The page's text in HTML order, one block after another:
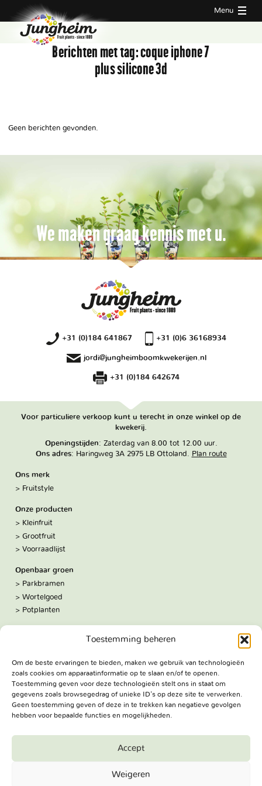
Toestemming beheren
Om de beste ervaringen te bieden, maken we gebruik van technologieën
zoals cookies om apparaatinformatie op te slaan en/of te openen.
Toestemming geven voor deze technologieën stelt ons in staat om
gegevens zoals browsegedrag of unieke ID's op deze site te verwerken.
Geen toestemming geven of deze in te trekken kan negatieve gevolgen
hebben voor bepaalde functies en mogelijkheden.
Accept
Weigeren
Menu
Berichten met tag:coque iphone 7
plus silicone 3d
Geen berichten gevonden.
We maken graag kennis met u.
+31 (0)184 641867 +31 (0)6 36168934
jordi@jungheimboomkwekerijen.nl
+31 (0)184 642674
Voor particuliere verkoop kunt u terecht in onze winkel op de
kwekerij.
Openingstijden: Zaterdag van 8.00 tot 12.00 uur.
Ons adres: Haringweg 3A 2975 LB Ottoland. Plan route
Ons merk
Fruitstyle
Onze producten
Kleinfruit
Grootfruit
Voorraadlijst
Openbaar groen
Parkbramen
Wortelgoed
Potplanten
Volg ons:
Facebook
Bezoekadres
Haringweg 3A
2975 LB Ottoland
Reserved.